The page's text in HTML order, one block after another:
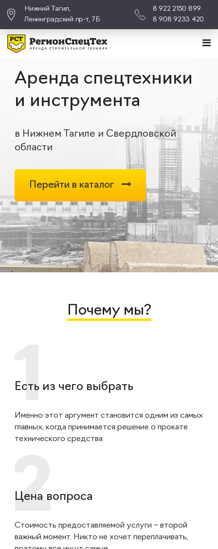
Нижний Тагил,
Ленинградский пр-т, 7Б
8 922 2150 899
8 908 9233 420
Аренда спецтехники
и инструмента
в Нижнем Тагиле и Свердловской
области
Перейти в каталог
Почему мы?
Есть из чего выбрать
Именно этот аргумент становится одним из самых
главных, когда принимается решение о прокате
технического средства
Цена вопроса
Стоимость предоставляемой услуги – второй
важный момент. Никто не хочет переплачивать,